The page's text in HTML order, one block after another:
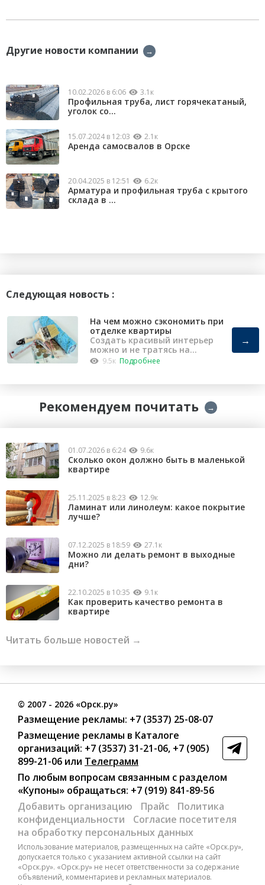
Другие новости компании →
10.02.2026 в 6:06 3.1к
Профильная труба, лист горячекатаный,
уголок со...
15.07.2024 в 12:03 2.1к
Аренда самосвалов в Орске
20.04.2025 в 12:51 6.2к
Арматура и профильная труба с крытого
склада в ...
Следующая новость :
На чем можно сэкономить при
отделке квартиры
Создать красивый интерьер
можно и не тратясь на
капремонт
9.5к Подробнее
→
Рекомендуем почитать →
01.07.2026 в 6:24 9.6к
Сколько окон должно быть в маленькой
квартире
25.11.2025 в 8:23 12.9к
Ламинат или линолеум: какое покрытие
лучше?
07.12.2025 в 18:59 27.1к
Можно ли делать ремонт в выходные
дни?
22.10.2025 в 10:35 9.1к
Как проверить качество ремонта в
квартире
Читать больше новостей →
© 2007 - 2026 «Орск.ру»
Размещение рекламы: +7 (3537) 25-08-07
Размещение рекламы в Каталоге
организаций: +7 (3537) 31-21-06, +7 (905)
899-21-06 или Телеграмм
По любым вопросам связанным с разделом
«Купоны» обращаться: +7 (919) 841-89-56
Добавить организацию
Прайс
Политика
конфиденциальности
Согласие посетителя
на обработку персональных данных
Использование материалов, размещенных на сайте «Орск.ру»,
допускается только с указанием активной ссылки на сайт
«Орск.ру». «Орск.ру» не несет ответственности за содержание
объявлений, комментариев и рекламных материалов.